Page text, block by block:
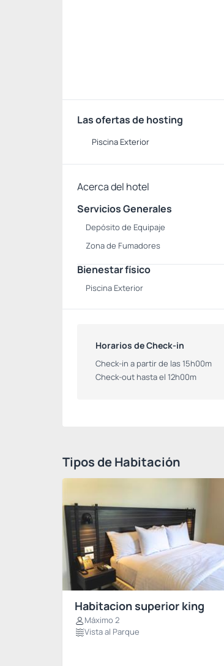
Las ofertas de hosting
Piscina Exterior
Acerca del hotel
Servicios Generales
Depósito de Equipaje
Zona de Fumadores
Bienestar físico
Piscina Exterior
Horarios de Check-in
Check-in a partir de las 15h00m
Check-out hasta el 12h00m
Tipos de Habitación
Habitacion superior king
Máximo 2
Vista al Parque